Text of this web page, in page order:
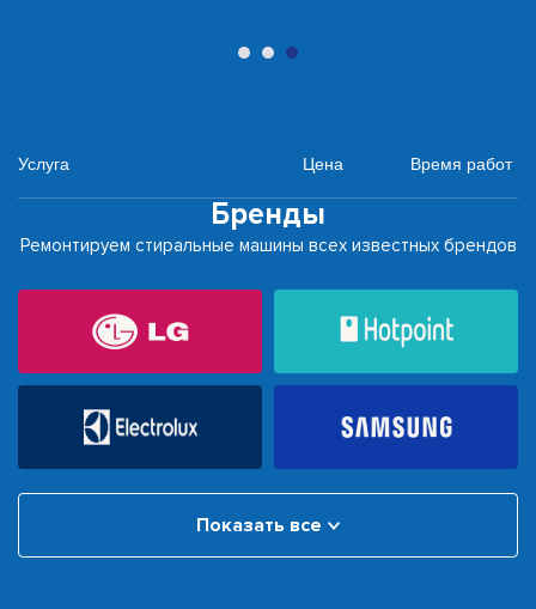
Услуга Цена Время работ
Бренды
Ремонтируем стиральные машины всех известных брендов
Показать все